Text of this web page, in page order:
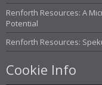
Renforth Resources: A
Potential
Renforth Resources:
Cookie Info